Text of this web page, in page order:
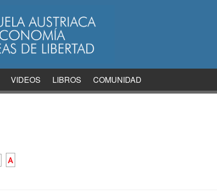
VIDEOS LIBROS COMUNIDAD
A